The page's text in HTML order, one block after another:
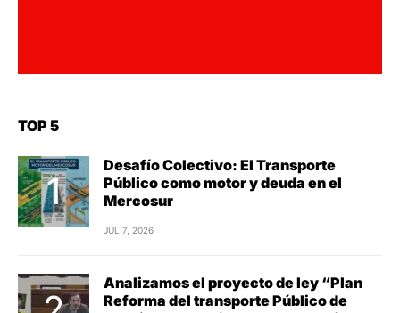
TOP 5
Desafío Colectivo: El Transporte
Público como motor y deuda en el
Mercosur
JUL 7, 2026
Analizamos el proyecto de ley “Plan
Reforma del transporte Público de